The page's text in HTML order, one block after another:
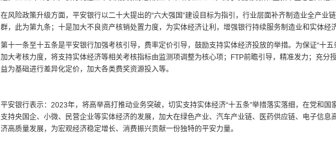
在风险政策升级方面，平安银行以二十大提出的“六大强国”建设目标为指引，行业层面补齐制造业全产业
群，此为第九条；十是加大不良资产核销处置力度，为实体经济让利，增强银行持续服务制造业和实体经
第十一条至十五条是平安银行加强考核引导，费率定价引导，鼓励支持实体经济投放的举措。为保证“十
加大考核力度，将支持实体经济等相关考核指标由监测项调整为核心项；FTP前瞻引导，精准发力；充分
益为基础进行差异化定价，加大各类费奖资源投入等。
平安银行表示：2023年，将高举高打推动业务突破，切实支持实体经济“十五条”举措落实落细，在党和
支持央国企、小微、民营企业等实体经济的发展，加大在绿色产业、汽车产业链、医药供应链、电子信息
济高质量发展，为宏观经济稳定增长、消费振兴贡献一份独特的平安力量。